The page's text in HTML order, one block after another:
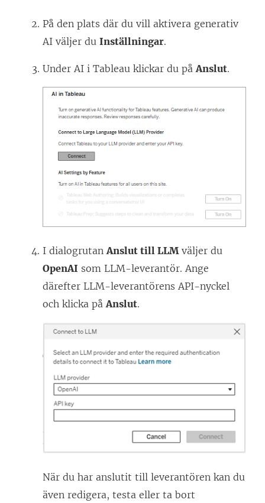
På den plats där du vill aktivera generativ
AI väljer du Inställningar.
Under AI i Tableau klickar du påAnslut.
I dialogrutan Anslut till LLM väljer du
OpenAI som LLM-leverantör. Ange
därefter LLM-leverantörens API-nyckel
och klicka på Anslut.
När du har anslutit till leverantören kan du
även redigera, testa eller ta bort